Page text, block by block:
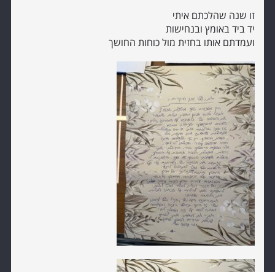
זו שנה שהלכתם איתי
יד ביד באומץ ובנחישות
ועמדתם אותו בחזית מול כוחות החושך